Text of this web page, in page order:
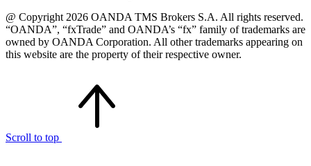
@ Copyright 2026 OANDA TMS Brokers S.A. All rights reserved.
“OANDA”, “fxTrade” and OANDA’s “fx” family of trademarks are
owned by OANDA Corporation. All other trademarks appearing on
this website are the property of their respective owner.
Scroll to top